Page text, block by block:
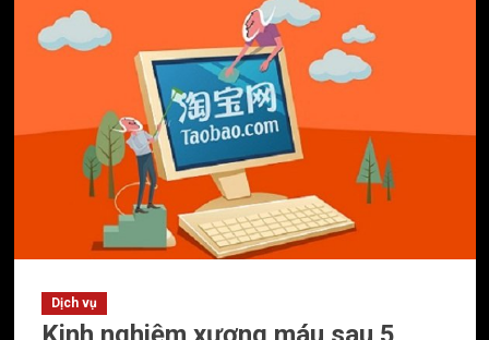
xưởng
sản
xuất
đồ
gia
dụng
thông
minh
bất
Dịch vụ